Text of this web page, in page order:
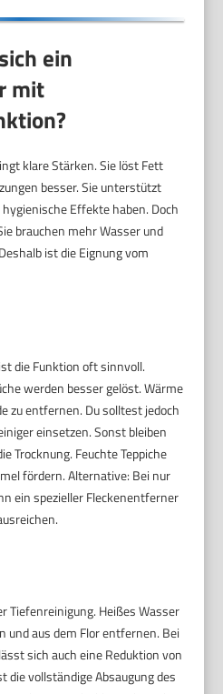
ein
mit
klare Stärken. Sie löst Fett
besser. Sie unterstützt
Effekte haben. Doch
brauchen mehr Wasser und
ist die Eignung vom
die Funktion oft sinnvoll.
werden besser gelöst. Wärme
zu entfernen. Du solltest jedoch
einsetzen. Sonst bleiben
Trocknung. Feuchte Teppiche
fördern. Alternative: Bei nur
ein spezieller Fleckenentferner
Tiefenreinigung. Heißes Wasser
und aus dem Flor entfernen. Bei
sich auch eine Reduktion von
die vollständige Absaugung des